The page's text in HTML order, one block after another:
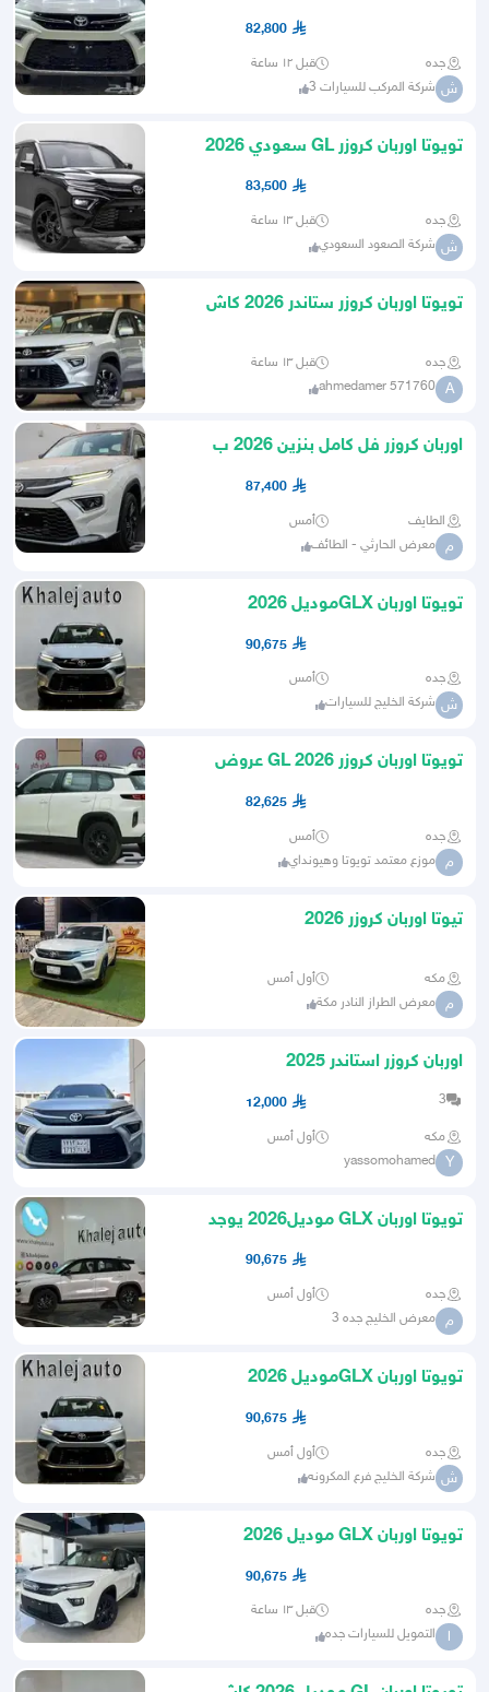
82,800
جده قبل ١٢ ساعة
ش شركة المركب للسيارات 3
تويوتا اوربان كروزر GL سعودي 2026
83,500
جده قبل ١٣ ساعة
ش شركة الصعود السعودي
تويوتا اوربان كروزر ستاندر 2026 كاش
جده قبل ١٣ ساعة
A
ahmedamer 571760
اوربان كروزر فل كامل بنزين 2026 ب
87,400
الطايف أمس
م معرض الحارثي - الطائف
تويوتا اوربان GLXموديل 2026
90,675
جده أمس
ش شركة الخليج للسيارات
تويوتا اوربان كروزر GL 2026 عروض
82,625
جده أمس
م موزع معتمد تويوتا وهيونداي
تيوتا اوربان كروزر 2026
مكه أول أمس
م معرض الطراز النادر مكة
اوربان كروزر استاندر 2025
3
12,000
مكه أول أمس
Y
yassomohamed
تويوتا اوربان GLX موديل2026 يوجد
90,675
جده أول أمس
م معرض الخليج جده 3
تويوتا اوربان GLXموديل 2026
90,675
جده أول أمس
ش شركة الخليج فرع المكرونه
تويوتا اوربان GLX موديل 2026
90,675
جده قبل ١٣ ساعة
ا التمويل للسيارات جده